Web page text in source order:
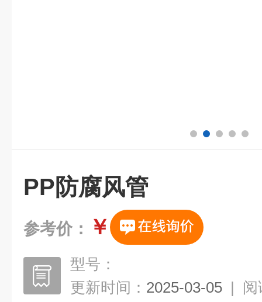
PP防腐风管
参考价： ￥
型号：
更新时间： 2025-03-05 | 阅